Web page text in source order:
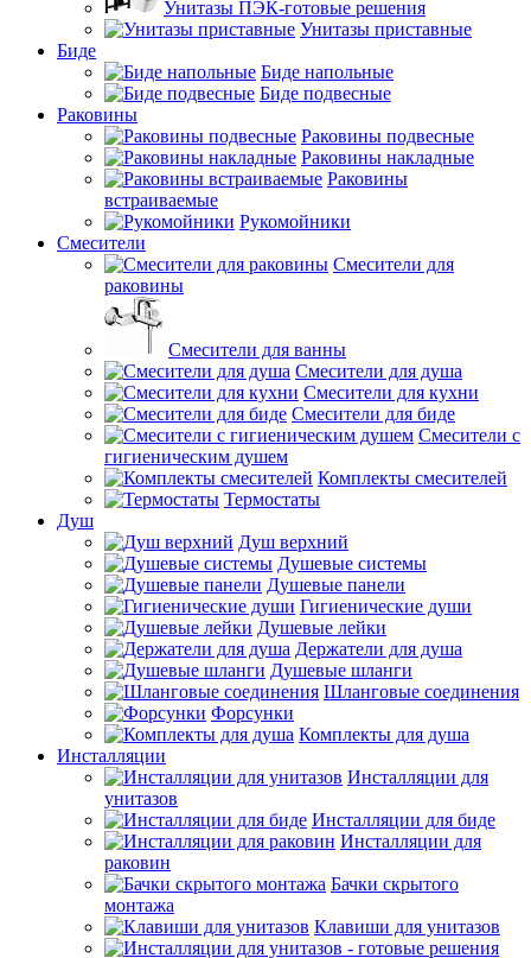
Унитазы ПЭК-готовые решения
Унитазы приставные
Биде
Биде напольные
Биде подвесные
Раковины
Раковины подвесные
Раковины накладные
Раковины
встраиваемые
Рукомойники
Смесители
Смесители для
раковины
Смесители для ванны
Смесители для душа
Смесители для кухни
Смесители для биде
Смесители с
гигиеническим душем
Комплекты смесителей
Термостаты
Душ
Душ верхний
Душевые системы
Душевые панели
Гигиенические души
Душевые лейки
Держатели для душа
Душевые шланги
Шланговые соединения
Форсунки
Комплекты для душа
Инсталляции
Инсталляции для
унитазов
Инсталляции для биде
Инсталляции для
раковин
Бачки скрытого
монтажа
Клавиши для унитазов